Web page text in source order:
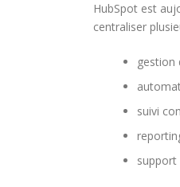
HubSpot est
centraliser
gestion
suivi
support